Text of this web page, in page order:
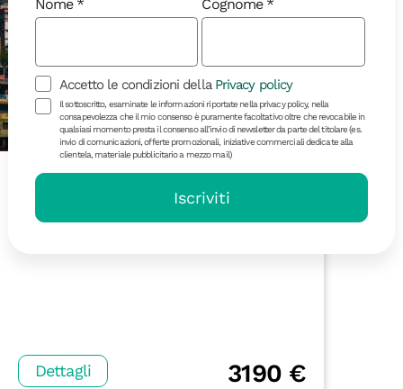
India del Nord
Speciale Yoga Tour con Meg
Dettagli 3190 €
Nome Cognome
Accetto le condizioni della Privacy policy
Il sottoscritto, esaminate le informazioni riportate nella privacy policy, nella
consapevolezza che il mio consenso è puramente facoltativo oltre che revocabile in
qualsiasi momento presta il consenso all’invio di newsletter da parte del titolare (es.
invio di comunicazioni, offerte promozionali, iniziative commerciali dedicate alla
clientela, materiale pubblicitario a mezzo mail)
Iscriviti